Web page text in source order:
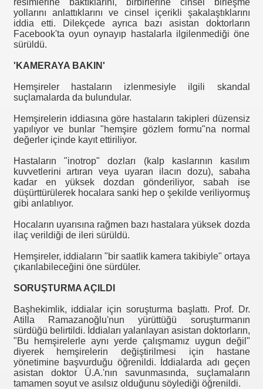
resimlerine baktıklarını, birbirlerine cinsel birleşme
yollarını anlattıklarını ve cinsel içerikli şakalaştıklarını
iddia etti. Dilekçede ayrıca bazı asistan doktorların
Facebook'ta oyun oynayıp hastalarla ilgilenmediği öne
sürüldü.
'KAMERAYA BAKIN'
Hemşireler hastaların izlenmesiyle ilgili skandal
suçlamalarda da bulundular.
Hemşirelerin iddiasına göre hastaların takipleri düzensiz
yapılıyor ve bunlar "hemşire gözlem formu"na normal
değerler içinde kayıt ettiriliyor.
Hastaların "inotrop" dozları (kalp kaslarının kasılım
kuvvetlerini artıran veya uyaran ilacın dozu), sabaha
kadar en yüksek dozdan gönderiliyor, sabah ise
düşürttürülerek hocalara sanki hep o şekilde veriliyormuş
gibi anlatılıyor.
Hocaların uyarısına rağmen bazı hastalara yüksek dozda
ilaç verildiği de ileri sürüldü.
Hemşireler, iddiaların "bir saatlik kamera takibiyle" ortaya
çıkarılabileceğini öne sürdüler.
SORUŞTURMA AÇILDI
Başhekimlik, iddialar için soruşturma başlattı. Prof. Dr.
Atilla Ramazanoğlu'nun yürüttüğü soruşturmanın
sürdüğü belirtildi. İddiaları yalanlayan asistan doktorların,
"Bu hemşirelerle aynı yerde çalışmamız uygun değil"
diyerek hemşirelerin değiştirilmesi için hastane
yönetimine başvurduğu öğrenildi. İddialarda adı geçen
asistan doktor Ü.A.'nın savunmasında, suçlamaların
tamamen soyut ve asılsız olduğunu söylediği öğrenildi.